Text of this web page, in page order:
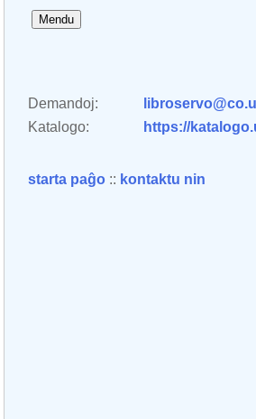
Demandoj:
Katalogo:
https://
starta paĝo :: kontaktu nin